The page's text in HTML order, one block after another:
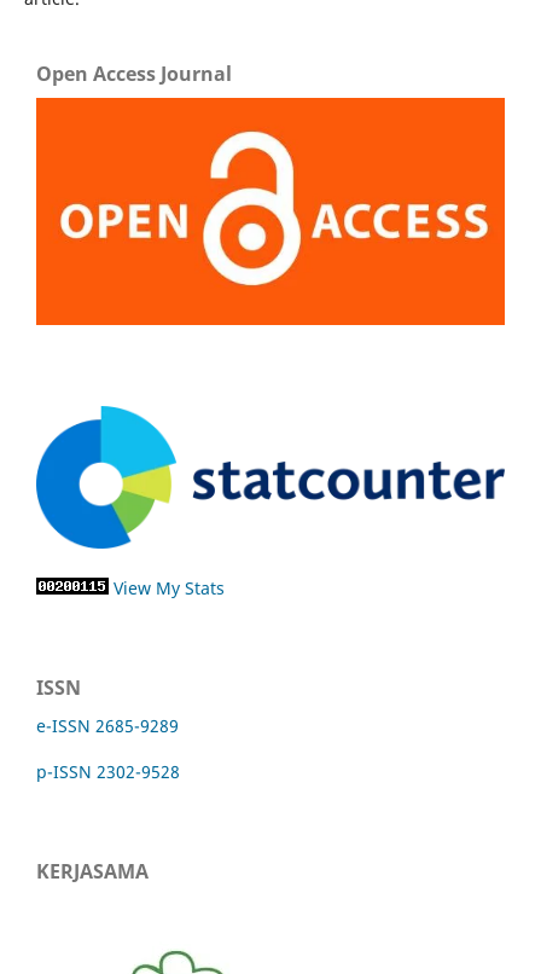
Open Access Journal
View My Stats
ISSN
e-ISSN 2685-9289
p-ISSN 2302-9528
KERJASAMA